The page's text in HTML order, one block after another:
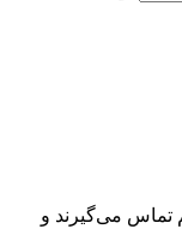
تماس می‌گیرند و